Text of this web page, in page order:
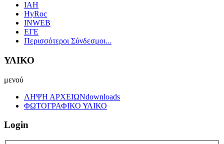
IAH
HyRoc
INWEB
ΕΓΕ
Περισσότεροι Σύνδεσμοι...
ΥΛΙΚΟ
μενού
ΛΗΨΗ ΑΡΧΕΙΩΝdownloads
ΦΩΤΟΓΡΑΦΙΚΟ ΥΛΙΚΟ
Login